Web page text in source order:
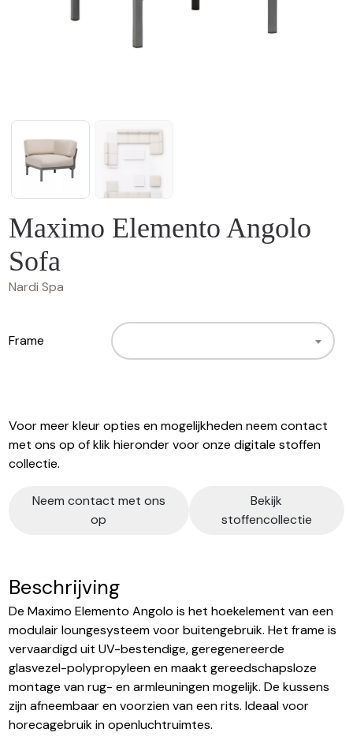
Maximo Elemento Angolo
Sofa
Nardi Spa
Frame
Voor meer kleur opties en mogelijkheden neem contact
met ons op of klik hieronder voor onze digitale stoffen
collectie.
Neem contact met ons
op
Bekijk
stoffencollectie
Beschrijving
De Maximo Elemento Angolo is het hoekelement van een
modulair loungesysteem voor buitengebruik. Het frame is
vervaardigd uit UV-bestendige, geregenereerde
glasvezel-polypropyleen en maakt gereedschapsloze
montage van rug- en armleuningen mogelijk. De kussens
zijn afneembaar en voorzien van een rits. Ideaal voor
horecagebruik in openluchtruimtes.